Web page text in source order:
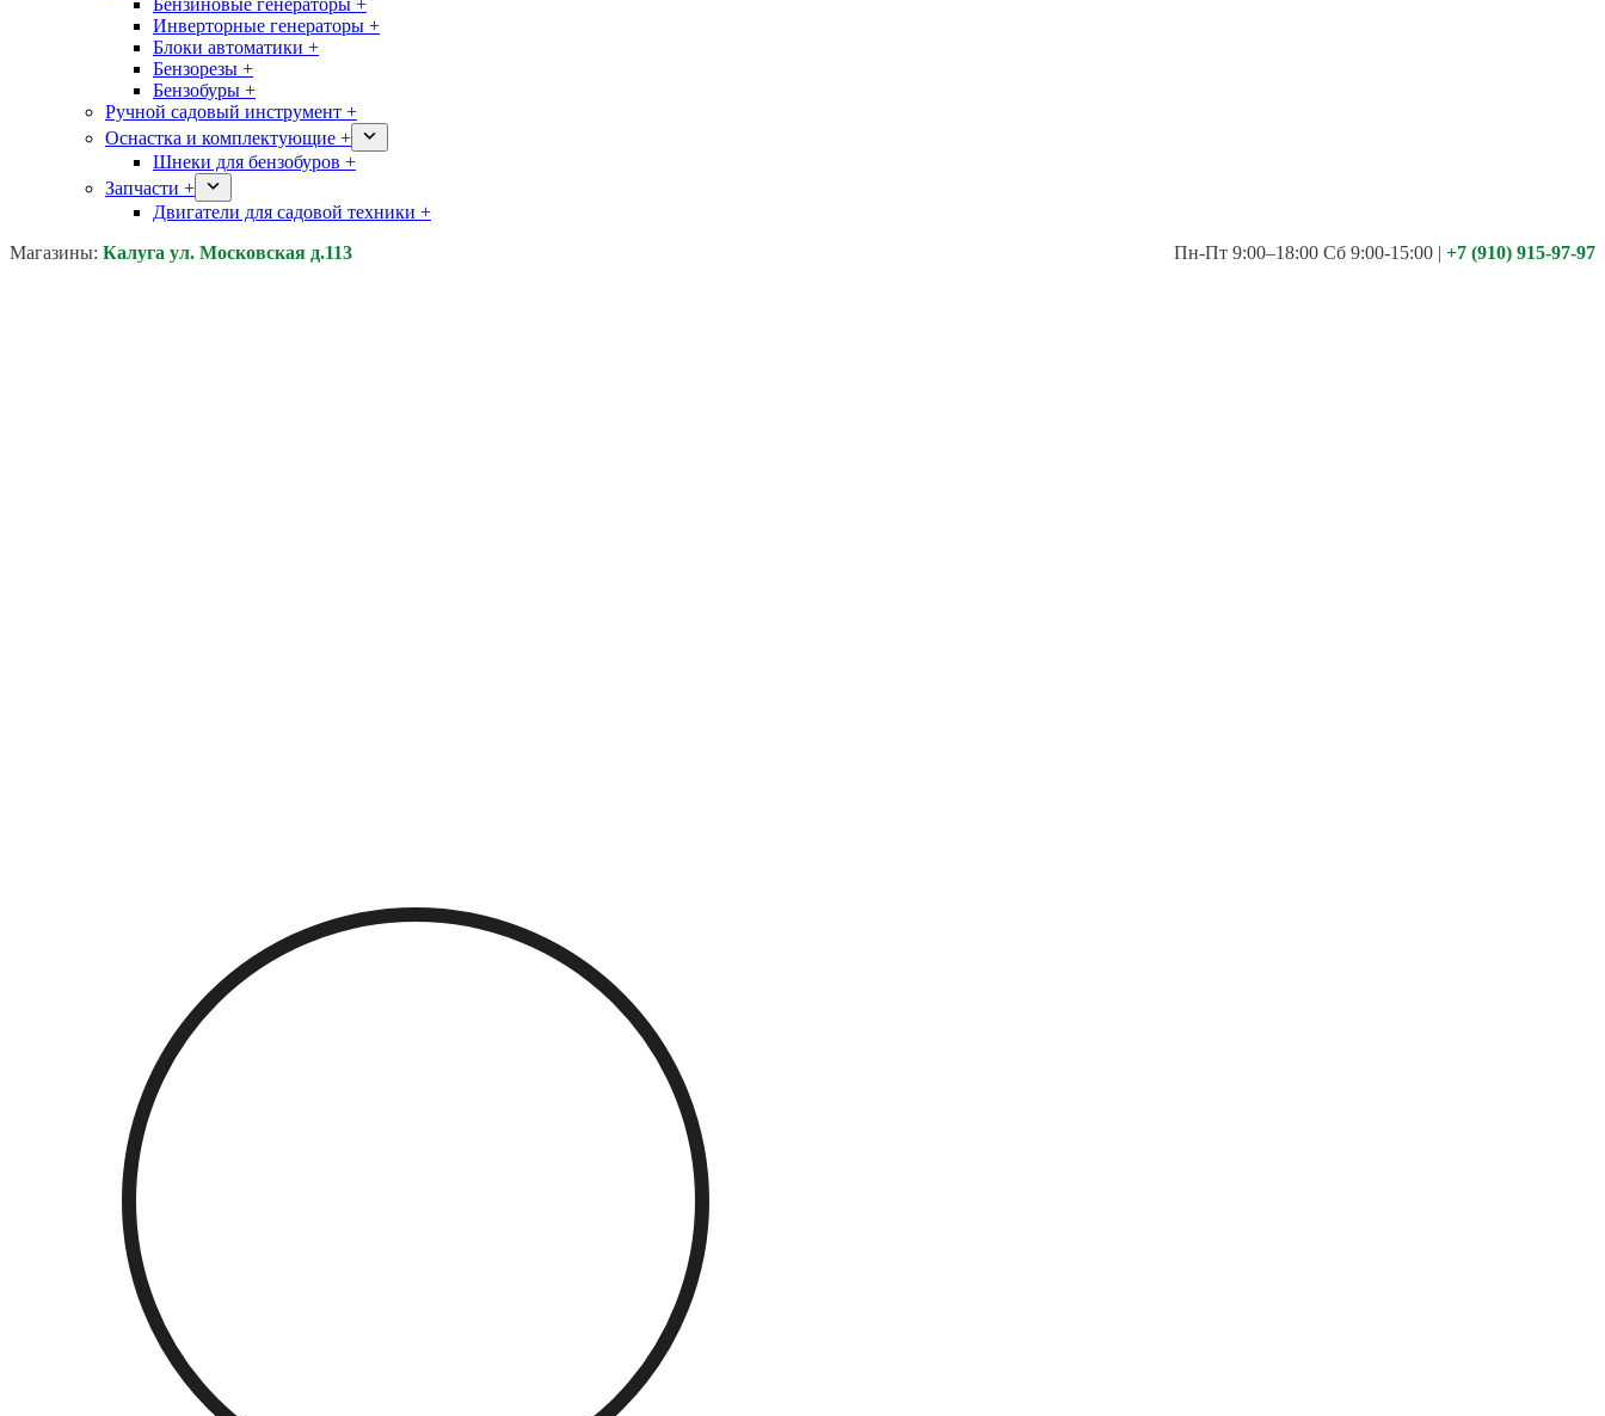
Бензиновые генераторы +
Инверторные генераторы +
Блоки автоматики +
Бензорезы +
Бензобуры +
Ручной садовый инструмент +
Оснастка и комплектующие +
Шнеки для бензобуров +
Запчасти +
Двигатели для садовой техники +
Магазины: Калуга ул. Московская д.113 Пн-Пт 9:00–18:00 Сб 9:00-15:00 | +7 (910) 915-97-97